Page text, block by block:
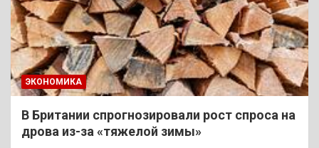
ЭКОНОМИКА
В Британии спрогнозировали рост спроса на
дрова из-за «тяжелой зимы»